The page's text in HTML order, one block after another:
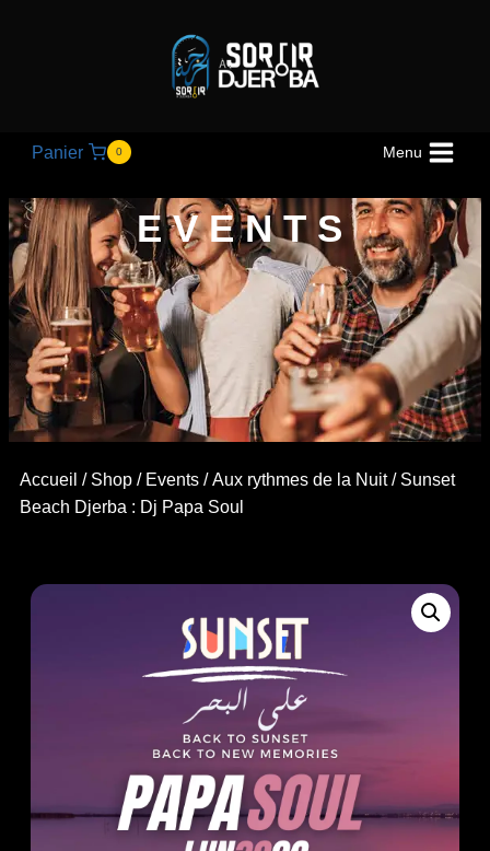
Panier 0 Menu
EVENTS
Accueil / Shop / Events /Aux rythmes de la Nuit/ Sunset
Beach Djerba : Dj Papa Soul